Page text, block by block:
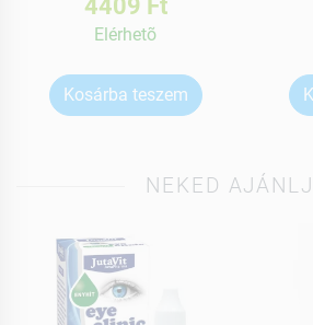
4409 Ft
Elérhetõ
Kosárba teszem
NEKED